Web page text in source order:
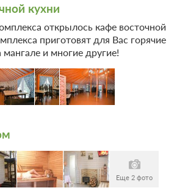
кухни
открылось кафе восточной
приготовят для Вас горячие
и многие другие!
Еще 2 фото